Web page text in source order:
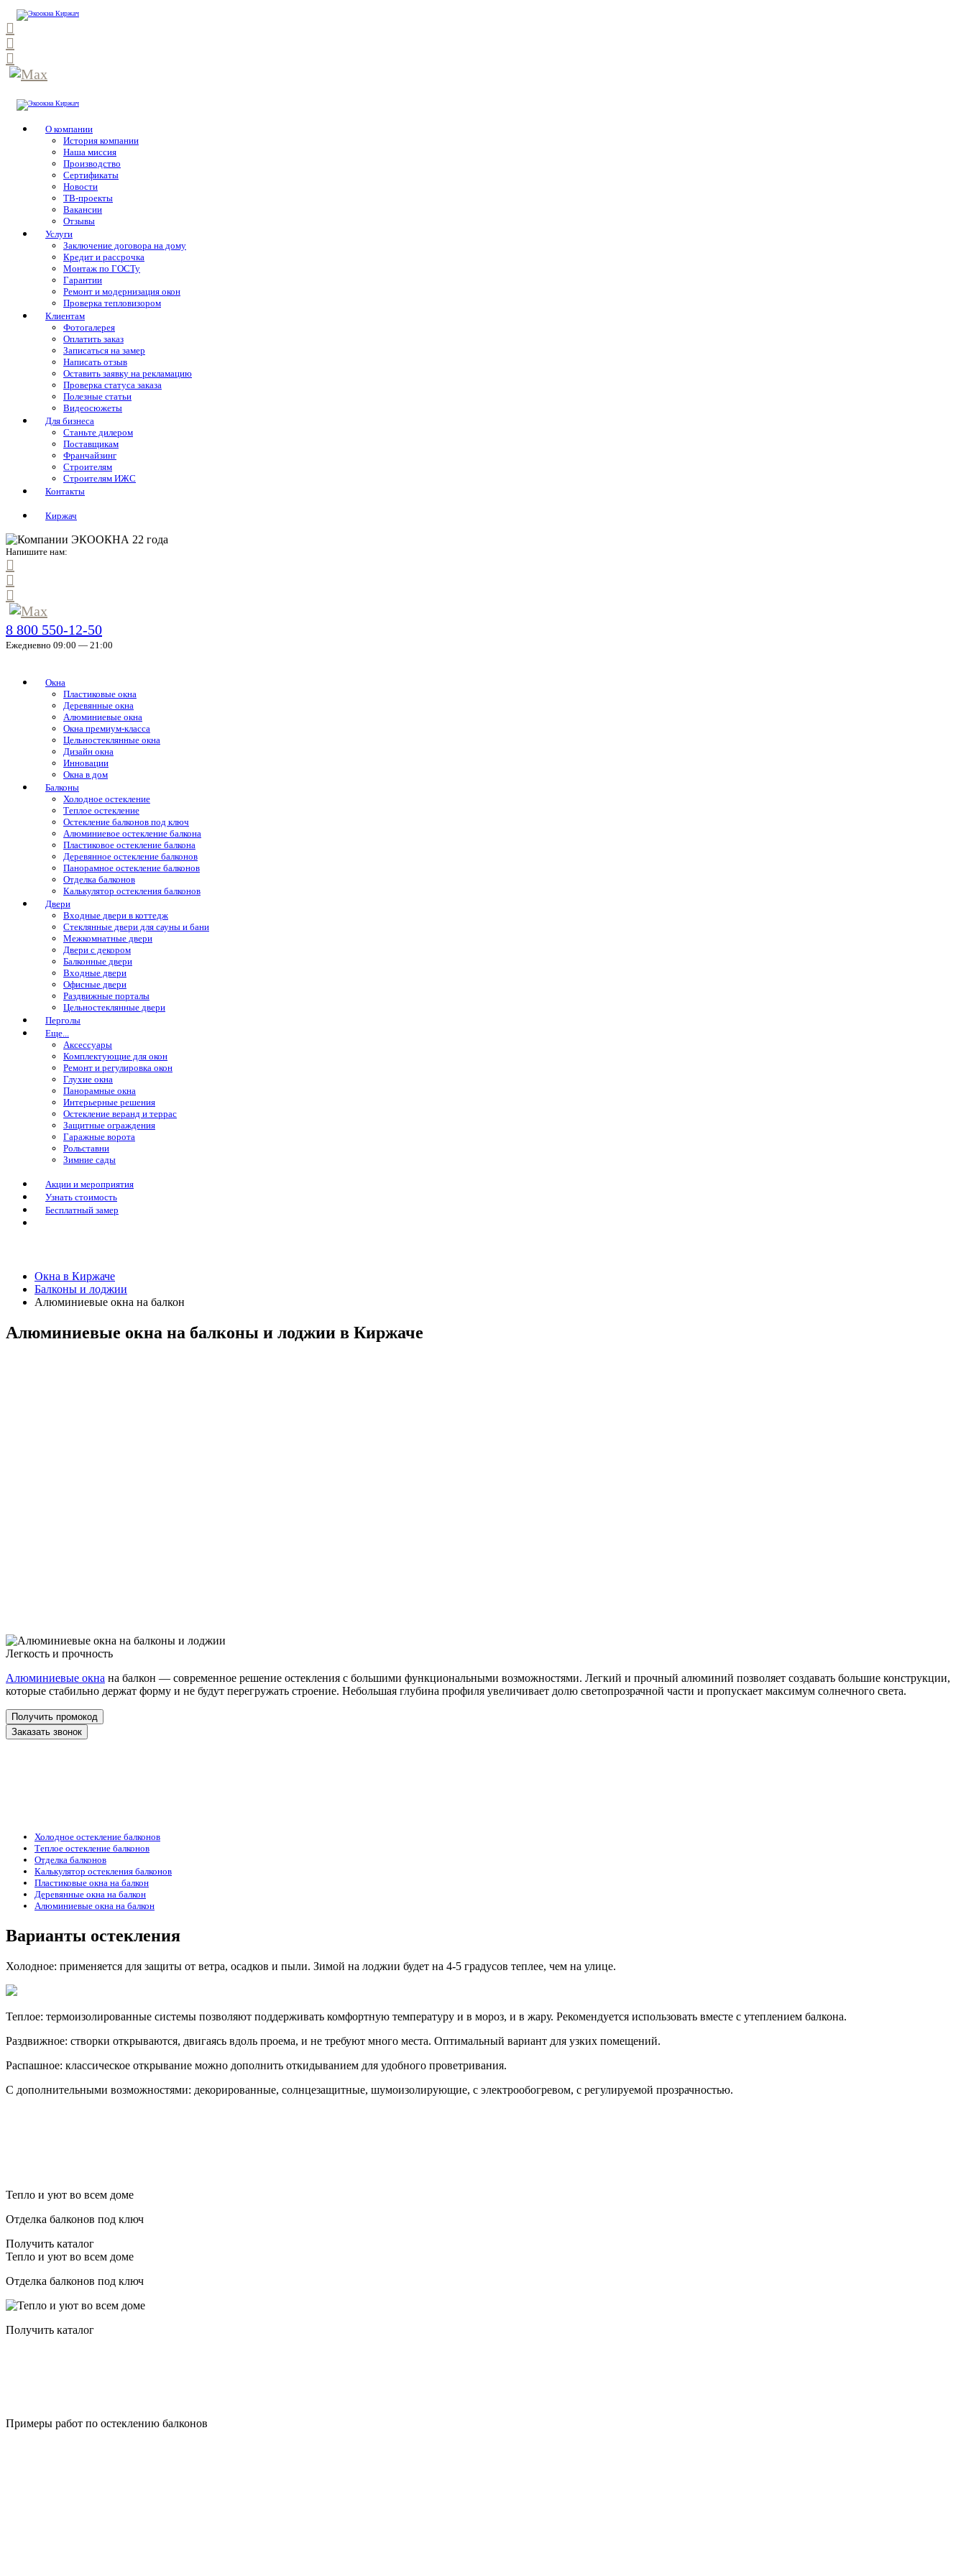
О компании
История компании
Наша миссия
Производство
Сертификаты
Новости
ТВ-проекты
Вакансии
Отзывы
Услуги
Заключение договора на дому
Кредит и рассрочка
Монтаж по ГОСТу
Гарантии
Ремонт и модернизация окон
Проверка тепловизором
Клиентам
Фотогалерея
Оплатить заказ
Записаться на замер
Написать отзыв
Оставить заявку на рекламацию
Проверка статуса заказа
Полезные статьи
Видеосюжеты
Для бизнеса
Станьте дилером
Поставщикам
Франчайзинг
Строителям
Строителям ИЖС
Контакты
Киржач
Напишите нам:
8 800 550-12-50
Ежедневно 09:00 — 21:00
Окна
Пластиковые окна
Деревянные окна
Алюминиевые окна
Окна премиум-класса
Цельностеклянные окна
Дизайн окна
Инновации
Окна в дом
Балконы
Холодное остекление
Теплое остекление
Остекление балконов под ключ
Алюминиевое остекление балкона
Пластиковое остекление балкона
Деревянное остекление балконов
Панорамное остекление балконов
Отделка балконов
Калькулятор остекления балконов
Двери
Входные двери в коттедж
Стеклянные двери для сауны и бани
Межкомнатные двери
Двери с декором
Балконные двери
Входные двери
Офисные двери
Раздвижные порталы
Цельностеклянные двери
Перголы
Еще...
Аксессуары
Комплектующие для окон
Ремонт и регулировка окон
Глухие окна
Панорамные окна
Интерьерные решения
Остекление веранд и террас
Защитные ограждения
Гаражные ворота
Рольставни
Зимние сады
Акции и мероприятия
Узнать стоимость
Бесплатный замер
Окна в Киржаче
Балконы и лоджии
Алюминиевые окна на балкон
Алюминиевые окна на балконы и лоджии в Киржаче
Легкость и прочность
Алюминиевые окна на балкон — современное решение остекления с большими функциональными возможностями. Легкий и прочный алюминий позволяет создавать большие конструкции,
которые стабильно держат форму и не будут перегружать строение. Небольшая глубина профиля увеличивает долю светопрозрачной части и пропускает максимум солнечного света.
Получить промокод
Заказать звонок
Холодное остекление балконов
Теплое остекление балконов
Отделка балконов
Калькулятор остекления балконов
Пластиковые окна на балкон
Деревянные окна на балкон
Алюминиевые окна на балкон
Варианты остекления
Холодное: применяется для защиты от ветра, осадков и пыли. Зимой на лоджии будет на 4-5 градусов теплее, чем на улице.
Теплое: термоизолированные системы позволяют поддерживать комфортную температуру и в мороз, и в жару. Рекомендуется использовать вместе с утеплением балкона.
Раздвижное: створки открываются, двигаясь вдоль проема, и не требуют много места. Оптимальный вариант для узких помещений.
Распашное: классическое открывание можно дополнить откидыванием для удобного проветривания.
С дополнительными возможностями: декорированные, солнцезащитные, шумоизолирующие, с электрообогревом, с регулируемой прозрачностью.
Тепло и уют во всем доме
Отделка балконов под ключ
Получить каталог
Тепло и уют во всем доме
Отделка балконов под ключ
Получить каталог
Примеры работ по остеклению балконов